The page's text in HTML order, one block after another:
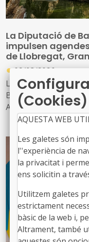
La Diputació de
impulsen
de Llobregat,
● 02/03/2026
L’acord internacional
Barcelona i el
Assentaments
desenvolupar
programaCiudades
implementación de los
Urbana Española en
L’objectiu del
realització de
ciutats d’entre 50.000
implementació de la
de l’Agenda 2030
(Cookies)
AQUESTA WEB
Les galetes són
l''experiència de
la privacitat i
ens solicitin a
Utilitzem galetes
estrictament
bàsic de la web i,
Altrament, també